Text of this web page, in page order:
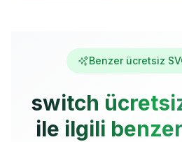
Benzer ücretsiz
switch
ile ilgili